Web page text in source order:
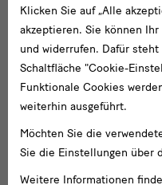
Klicken Sie auf „Alle
akzeptieren. Sie können
und widerrufen. Dafür
Schaltfläche "Cookie-
Funktionale Cookies
weiterhin ausgeführt.
Möchten Sie die
Sie die Einstellungen über
Weitere Informationen